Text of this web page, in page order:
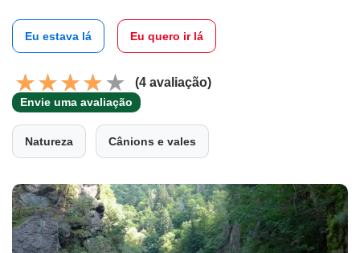
Eu estava lá Eu quero ir lá
(4 avaliação)
Envie uma avaliação
Natureza Cânions e vales